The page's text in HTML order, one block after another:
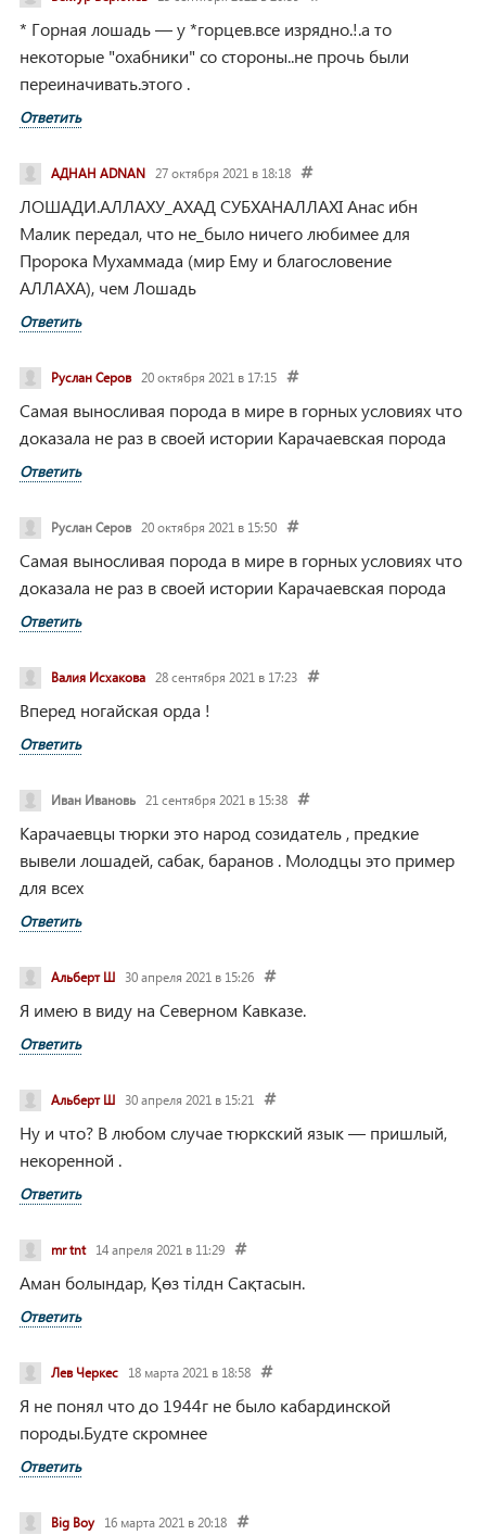
* Горная лошадь — у *горцев.все изрядно.!.а то
некоторые "охабники" со стороны..не прочь были
переиначивать.этого .
Ответить
АДНАН ADNAN 27 октября 2021 в 18:18
ЛОШАДИ.АЛЛАХУ_АХАД СУБХАНАЛЛАХIАнас ибн
Малик передал, что не_было ничего любимее для
Пророка Мухаммада (мир Ему и благословение
АЛЛАХА), чем Лошадь
Ответить
Руслан Серов 20 октября 2021 в 17:15
Самая выносливая порода в мире в горных условиях что
доказала не раз в своей истории Карачаевская порода
Ответить
Руслан Серов 20 октября 2021 в 15:50
Самая выносливая порода в мире в горных условиях что
доказала не раз в своей истории Карачаевская порода
Ответить
Валия Исхакова 28 сентября 2021 в 17:23
Вперед ногайская орда !
Ответить
Иван Ивановь 21 сентября 2021 в 15:38
Карачаевцы тюрки это народ созидатель , предкие
вывели лошадей, сабак, баранов . Молодцы это пример
для всех
Ответить
Альберт Ш 30 апреля 2021 в 15:26
Я имею в виду на Северном Кавказе.
Ответить
Альберт Ш 30 апреля 2021 в 15:21
Ну и что? В любом случае тюркский язык — пришлый,
некоренной .
Ответить
mr tnt 14 апреля 2021 в 11:29
Аман болындар, Қөз тілдн Сақтасын.
Ответить
Лев Черкес 18 марта 2021 в 18:58
Я не понял что до 1944г не было кабардинской
породы.Будте скромнее
Ответить
Big Boy 16 марта 2021 в 20:18